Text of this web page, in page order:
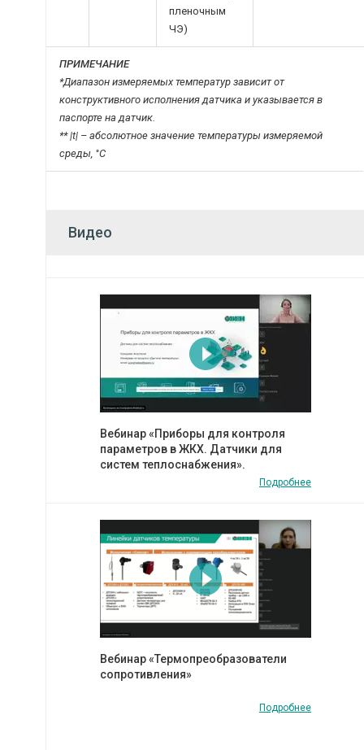
пленочным
ЧЭ)
ПРИМЕЧАНИЕ
*Диапазон измеряемых температур зависит от
конструктивного исполнения датчика и указывается в
паспорте на датчик.
** |t| – абсолютное значение температуры измеряемой
среды, °C
Видео
Вебинар «Приборы для контроля
параметров в ЖКХ. Датчики для
систем теплоснабжения».
Подробнее
Вебинар «Термопреобразователи
сопротивления»
Подробнее